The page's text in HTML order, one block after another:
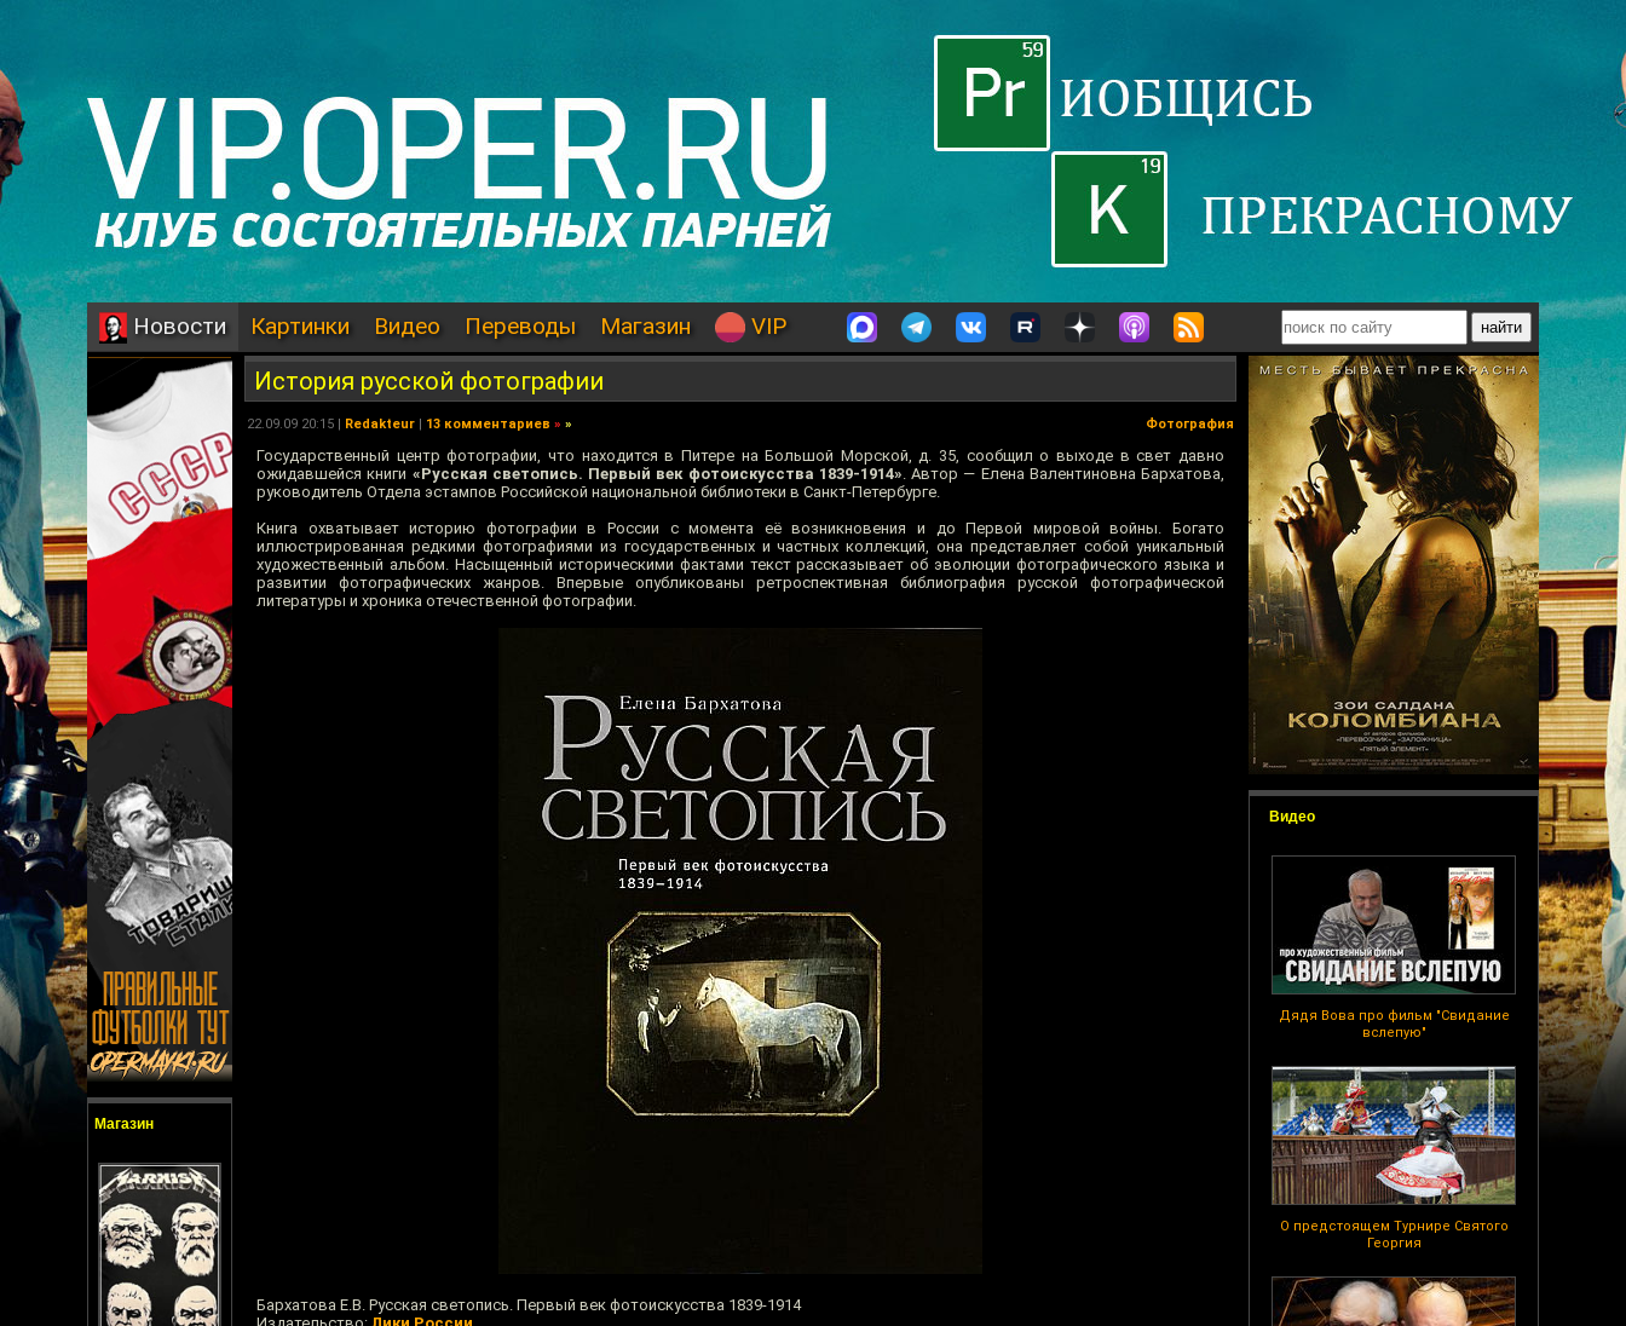
Новости Картинки Видео Переводы Магазин VIP
Магазин
Видео
Дядя Вова про фильм "Свидание
вслепую"
О предстоящем Турнире Святого
Георгия
История русской фотографии
22.09.09 20:15 | Redakteur | 13 комментариев » » Фотография
Государственный центр фотографии, что находится в Питере на Большой Морской, д. 35, сообщил о выходе в свет давно
ожидавшейся книги «Русская светопись. Первый век фотоискусства 1839-1914». Автор — Елена Валентиновна Бархатова,
руководитель Отдела эстампов Российской национальной библиотеки в Санкт-Петербурге.
Книга охватывает историю фотографии в России с момента её возникновения и до Первой мировой войны. Богато
иллюстрированная редкими фотографиями из государственных и частных коллекций, она представляет собой уникальный
художественный альбом. Насыщенный историческими фактами текст рассказывает об эволюции фотографического языка и
развитии фотографических жанров. Впервые опубликованы ретроспективная библиография русской фотографической
литературы и хроника отечественной фотографии.
Бархатова Е.В. Русская светопись. Первый век фотоискусства 1839-1914